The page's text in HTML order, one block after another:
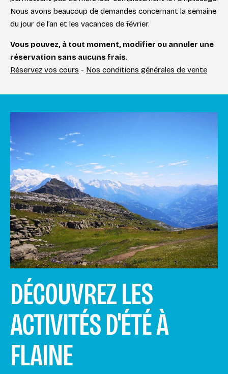
Nous avons beaucoup de demandes concernant la semaine
du jour de l’an et les vacances de février.
Vous pouvez, à tout moment, modifier ou annuler une
réservation sans aucuns frais.
Réservez vos cours - Nos conditions générales de vente
DÉCOUVREZ LES
ACTIVITÉS D'ÉTÉ À
FLAINE